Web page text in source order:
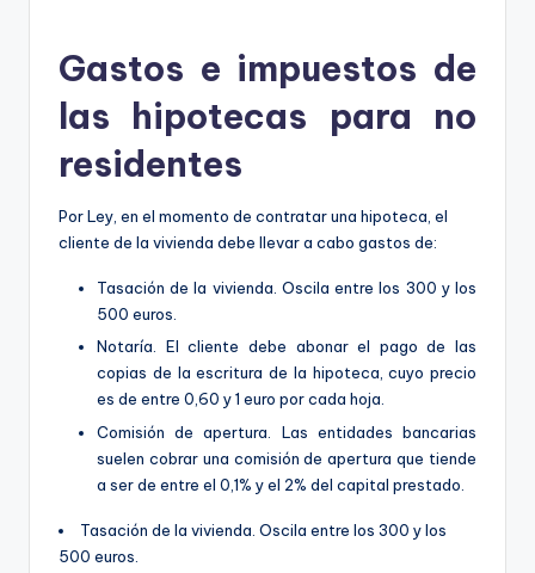
Gastos e impuestos de
las hipotecas para no
residentes
Por Ley, en el momento de contratar una hipoteca, el
cliente de la vivienda debe llevar a cabo gastos de:
Tasación de la vivienda. Oscila entre los 300 y los
500 euros.
Notaría. El cliente debe abonar el pago de las
copias de la escritura de la hipoteca, cuyo precio
es de entre 0,60 y 1 euro por cada hoja.
Comisión de apertura. Las entidades bancarias
suelen cobrar una comisión de apertura que tiende
a ser de entre el 0,1% y el 2% del capital prestado.
Tasación de la vivienda. Oscila entre los 300 y los
500 euros.